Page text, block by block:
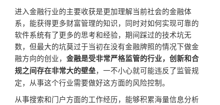
进入金融行业的主要收获是更加理解当前社会的金融体
系，能获得更多财富管理的知识，同时对如何实现可靠的
软件系统有了更多的思考和经验，期间踩过的技术坑无
数，但最大的坑莫过于当初在没有金融牌照的情况下做金
融方向的创业， 金融是受非常严格监管的行业，创新和合
规之间存在非常大的壁垒，一不小心就可能违反了监管规
定，从事这个行业需要做好这方面的风险控制。
从事搜索和门户方面的工作经历，能够积累海量信息分析